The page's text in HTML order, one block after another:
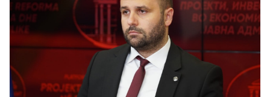
Претседател на Владата
Канцеларија на Претседателот на Владата
Заменици на Претседателот на Владата